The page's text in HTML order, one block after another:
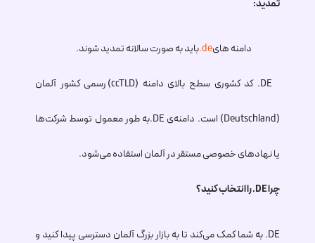
تمدید:
دامنه های.deباید به صورت سالانه تمدید شوند.
.DE کد کشوری سطح بالای دامنه (ccTLD) رسمی کشور آلمان
(Deutschland) است. دامنه‌ی .DEبه طور معمول توسط شرکت‌ها
یا نهادهای خصوصی مستقر در آلمان استفاده می‌شود.
چرا.DEرا انتخاب کنید؟
.DEبه شما کمک می‌کند تا به بازار بزرگ آلمان دسترسی پیدا کنید و